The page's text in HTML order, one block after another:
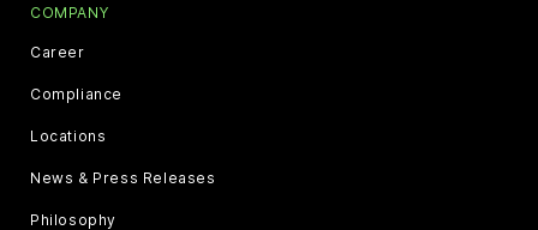
COMPANY
Career
Compliance
Locations
News & Press Releases
Philosophy